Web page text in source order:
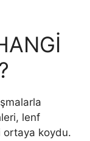
lenf
ortaya koydu.